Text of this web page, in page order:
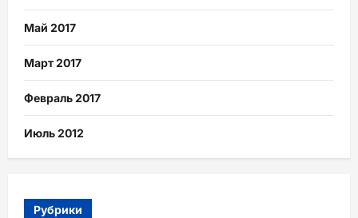
Май 2017
Март 2017
Февраль 2017
Июль 2012
Рубрики